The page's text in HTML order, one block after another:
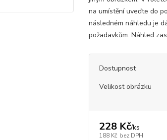
na umístění uveďte do
následném náhledu je
požadavkům. Náhled
Dostupnost
Velikost obrázku
228 Kč/ks
188 Kč bez DPH